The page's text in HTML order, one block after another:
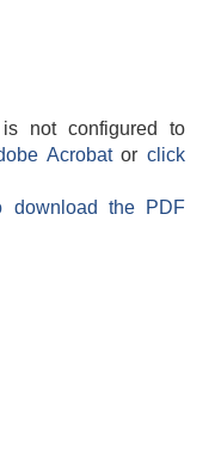
not configured to
Acrobatorclick
download the PDF